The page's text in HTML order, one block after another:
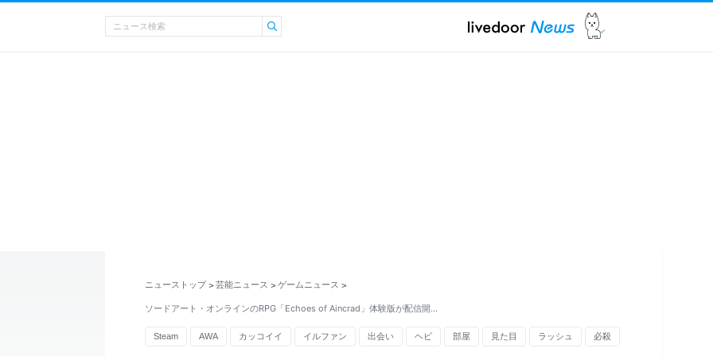
ニューストップ > 芸能ニュース > ゲームニュース >
ソードアート・オンラインのRPG「Echoes of Aincrad」体験版が配信開…
Steam AWA カッコイイ イルファン 出会い ヘビ 部屋 見た目 ラッシュ 必殺